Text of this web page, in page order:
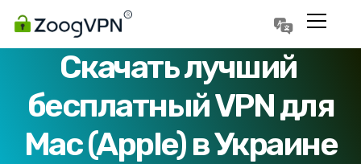
Скачать лучший
бесплатный VPN для
Mac (Apple) в Украине